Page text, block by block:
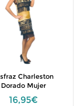
Charleston
Dorado Mujer
16,95€